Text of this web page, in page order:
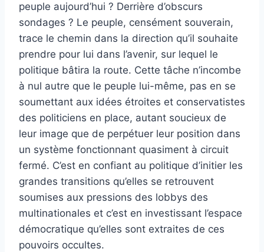
peuple aujourd’hui ? Derrière d’obscurs
sondages ? Le peuple, censément souverain,
trace le chemin dans la direction qu’il souhaite
prendre pour lui dans l’avenir, sur lequel le
politique bâtira la route. Cette tâche n’incombe
à nul autre que le peuple lui-même, pas en se
soumettant aux idées étroites et conservatistes
des politiciens en place, autant soucieux de
leur image que de perpétuer leur position dans
un système fonctionnant quasiment à circuit
fermé. C’est en confiant au politique d’initier les
grandes transitions qu’elles se retrouvent
soumises aux pressions des lobbys des
multinationales et c’est en investissant l’espace
démocratique qu’elles sont extraites de ces
pouvoirs occultes.